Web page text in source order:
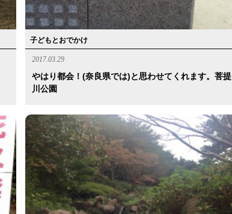
子どもとおでかけ
2017.03.29
やはり都会！(奈良県では)と思わせてくれます。菩提
川公園